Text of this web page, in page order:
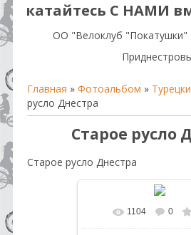
катайтесь С НАМИ
OO "Велоклуб "Покатушки"
Главная » Фотоальбом »
русло Днестра
Старое русло
Старое русло Днестра
В реальном размере
1104 0